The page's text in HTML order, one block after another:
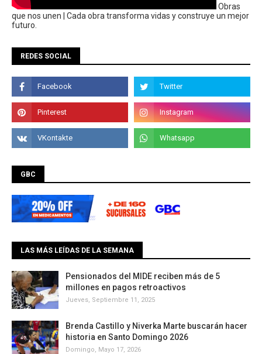
Obras
que nos unen | Cada obra transforma vidas y construye un mejor
futuro.
REDES SOCIAL
GBC
LAS MÁS LEÍDAS DE LA SEMANA
Pensionados del MIDE reciben más de 5
millones en pagos retroactivos
Jueves, Septiembre 11, 2025
Brenda Castillo y Niverka Marte buscarán hacer
historia en Santo Domingo 2026
Domingo, Mayo 17, 2026